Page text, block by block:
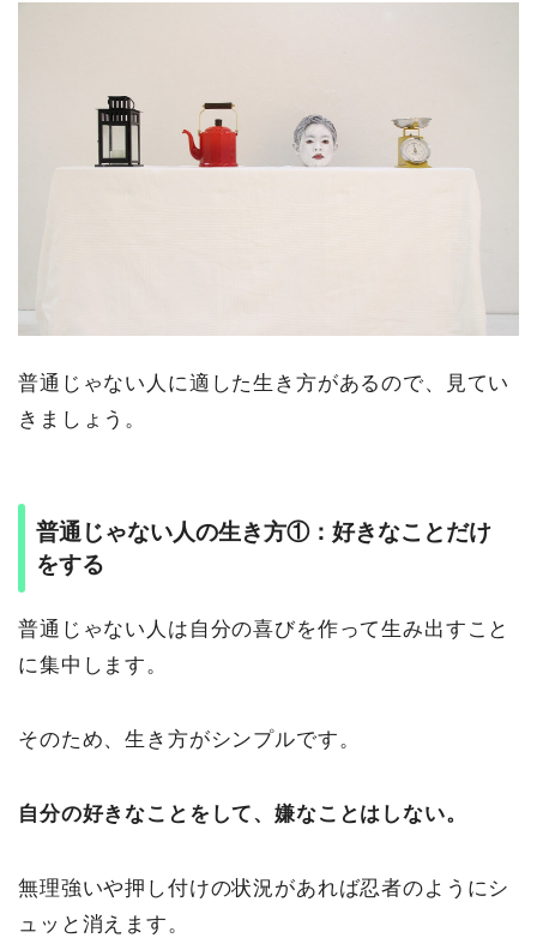
普通じゃない人に適した生き方があるので、見てい
きましょう。
普通じゃない人の生き方①：好きなことだけ
をする
普通じゃない人は自分の喜びを作って生み出すこと
に集中します。
そのため、生き方がシンプルです。
自分の好きなことをして、嫌なことはしない。
無理強いや押し付けの状況があれば忍者のようにシ
ュッと消えます。